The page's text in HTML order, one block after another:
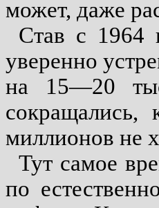
может, даже
Став с 1964
уверенно
на 15—20
миллионов не
Тут самое
по